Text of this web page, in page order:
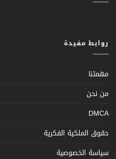
روابط مفيدة
مهمتنا
من نحن
DMCA
حقوق الملكية الفكرية
سياسة الخصوصية